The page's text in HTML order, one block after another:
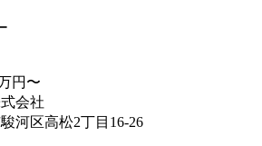
円〜
会社
河区高松2丁目16-26